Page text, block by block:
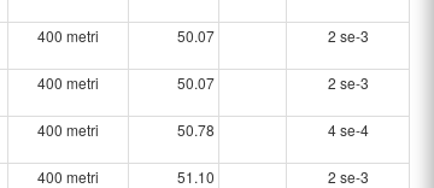
400 metri 50.07 2 se-3
400 metri 50.07 2 se-3
400 metri 50.78 4 se-4
400 metri 51.10 2 se-3